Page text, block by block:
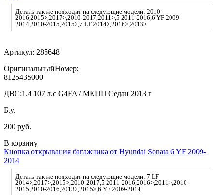
Деталь так же подходит на следующие модели: 2010-
2016,2015>,2017>,2010-2017,2011>,5 2011-2016,6 YF 2009-
2014,2010-2015,2015>,7 LF 2014>,2016>,2013>
Артикул: 285648
ОригинальныйНомер:
812543S000
ДВС:1.4 107 л.с G4FA / МКПП Седан 2013 г
Б.у.
200 руб.
В корзину
Кнопка открывания багажника от Hyundai Sonata 6 YF 2009-
2014
Деталь так же подходит на следующие модели: 7 LF
2014>,2017>,2015>,2010-2017,5 2011-2016,2016>,2011>,2010-
2015,2010-2016,2013>,2015>,6 YF 2009-2014